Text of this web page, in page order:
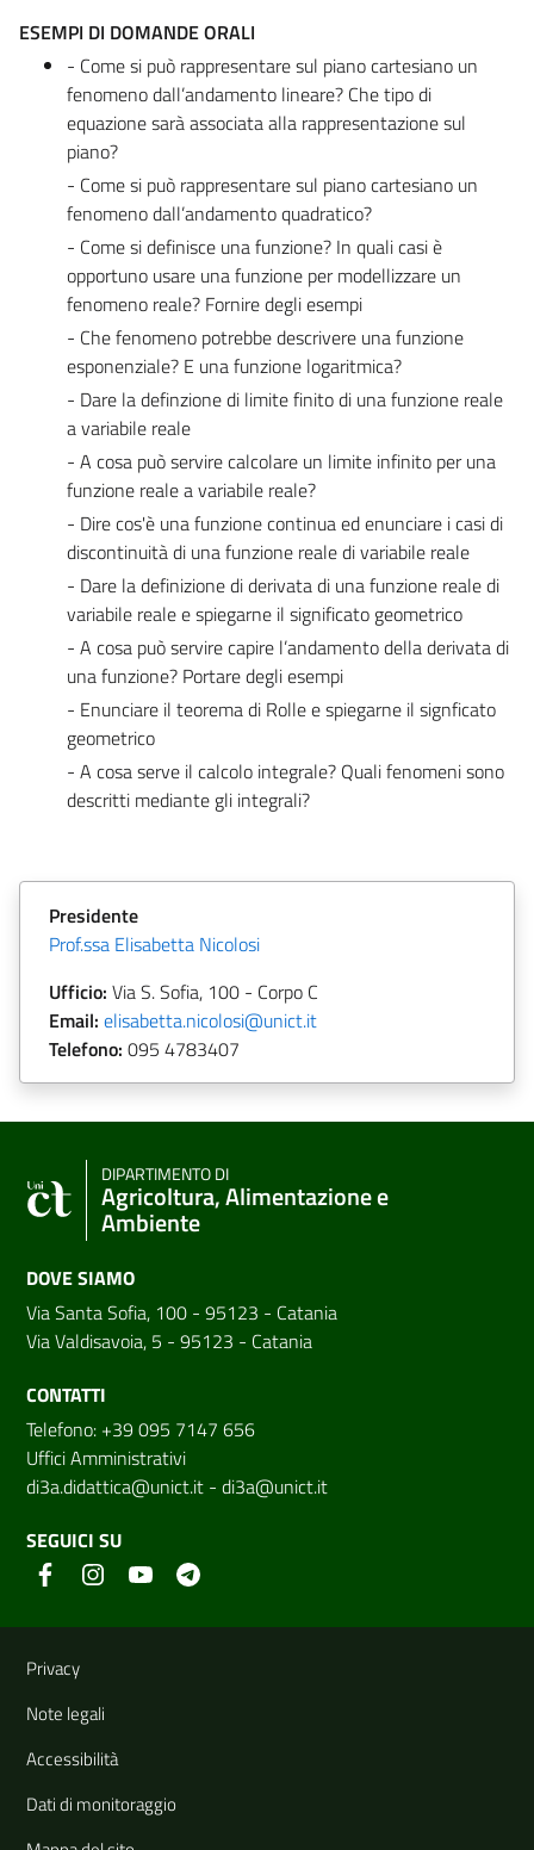
ESEMPI DI DOMANDE ORALI
- Come si può rappresentare sul piano cartesiano un
fenomeno dall’andamento lineare? Che tipo di
equazione sarà associata alla rappresentazione sul
piano?
- Come si può rappresentare sul piano cartesiano un
fenomeno dall’andamento quadratico?
- Come si definisce una funzione? In quali casi è
opportuno usare una funzione per modellizzare un
fenomeno reale? Fornire degli esempi
- Che fenomeno potrebbe descrivere una funzione
esponenziale? E una funzione logaritmica?
- Dare la definzione di limite finito di una funzione reale
a variabile reale
- A cosa può servire calcolare un limite infinito per una
funzione reale a variabile reale?
- Dire cos'è una funzione continua ed enunciare i casi di
discontinuità di una funzione reale di variabile reale
- Dare la definizione di derivata di una funzione reale di
variabile reale e spiegarne il significato geometrico
- A cosa può servire capire l’andamento della derivata di
una funzione? Portare degli esempi
- Enunciare il teorema di Rolle e spiegarne il signficato
geometrico
- A cosa serve il calcolo integrale? Quali fenomeni sono
descritti mediante gli integrali?
Presidente
Prof.ssa Elisabetta Nicolosi
Ufficio: Via S. Sofia, 100 - Corpo C
Email: elisabetta.nicolosi@unict.it
Telefono: 095 4783407
DIPARTIMENTO DI
Agricoltura, Alimentazione e
Ambiente
DOVE SIAMO
Via Santa Sofia, 100 - 95123 - Catania
Via Valdisavoia, 5 - 95123 - Catania
CONTATTI
Telefono: +39 095 7147 656
Uffici Amministrativi
di3a.didattica@unict.it - di3a@unict.it
SEGUICI SU
Link e informazioni utili
Privacy
Note legali
Accessibilità
Dati di monitoraggio